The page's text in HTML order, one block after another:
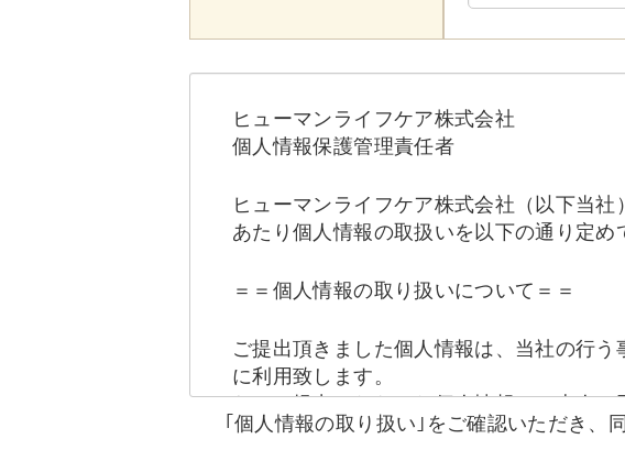
ヒューマンライフケア株式会社
個人情報保護管理責任者
ヒューマンライフケア株式会社（以下当
あたり個人情報の取扱いを以下の通り定
＝＝個人情報の取り扱いについて＝＝
ご提出頂きました個人情報は、当社の行
に利用致します。
なお、提出いただいた個人情報はご本人
かに該当する場合は提供をすることがあり
｢個人情報の取り扱い｣をご確認いただき、